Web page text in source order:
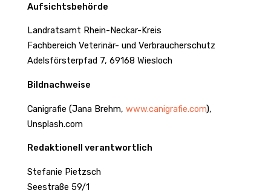
Aufsichts­be­hörde
Land­ratsamt Rhein-Neckar-Kreis
Fach­be­reich Vete­rinär- und Verbrau­cher­schutz
Adels­förs­ter­pfad 7, 69168 Wies­loch
Bild­nach­weise
Cani­grafie (Jana Brehm, www.canigrafie.com),
Unsplash.com
Redak­tio­nell verant­wort­lich
Stefanie Pietzsch
Seestraße 59/1